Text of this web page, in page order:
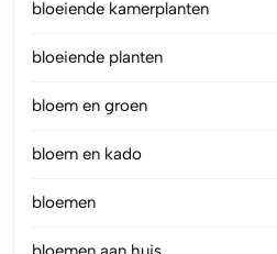
bloeiende kamerplanten
bloeiende planten
bloem en groen
bloem en kado
bloemen